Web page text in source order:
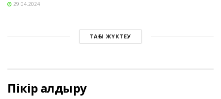
29.04.2024
ТАҒЫ ЖҮКТЕУ
Пікір қалдыру